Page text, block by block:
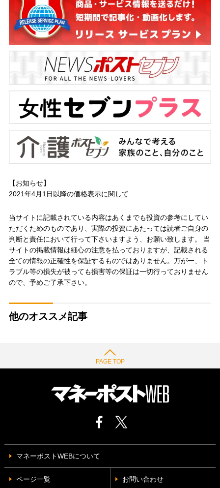
【お知らせ】
2021年4月1日以降の価格表示に関して
当サイトに記載されている内容はあくまでも投資の参考にしてい
ただくためのものであり、実際の投資にあたっては読者ご自身の
判断と責任において行って下さいますよう、お願い致します。 当
サイトの掲載情報は細心の注意を払っておりますが、記載される
全ての情報の正確性を保証するものではありません。万が一、ト
ラブル等の損失が被っても損害等の保証は一切行っておりません
ので、予めご了承下さい。
他のオススメ記事
PAGE TOP
マネーポストWEBについて
ページ一覧 お問い合わせ